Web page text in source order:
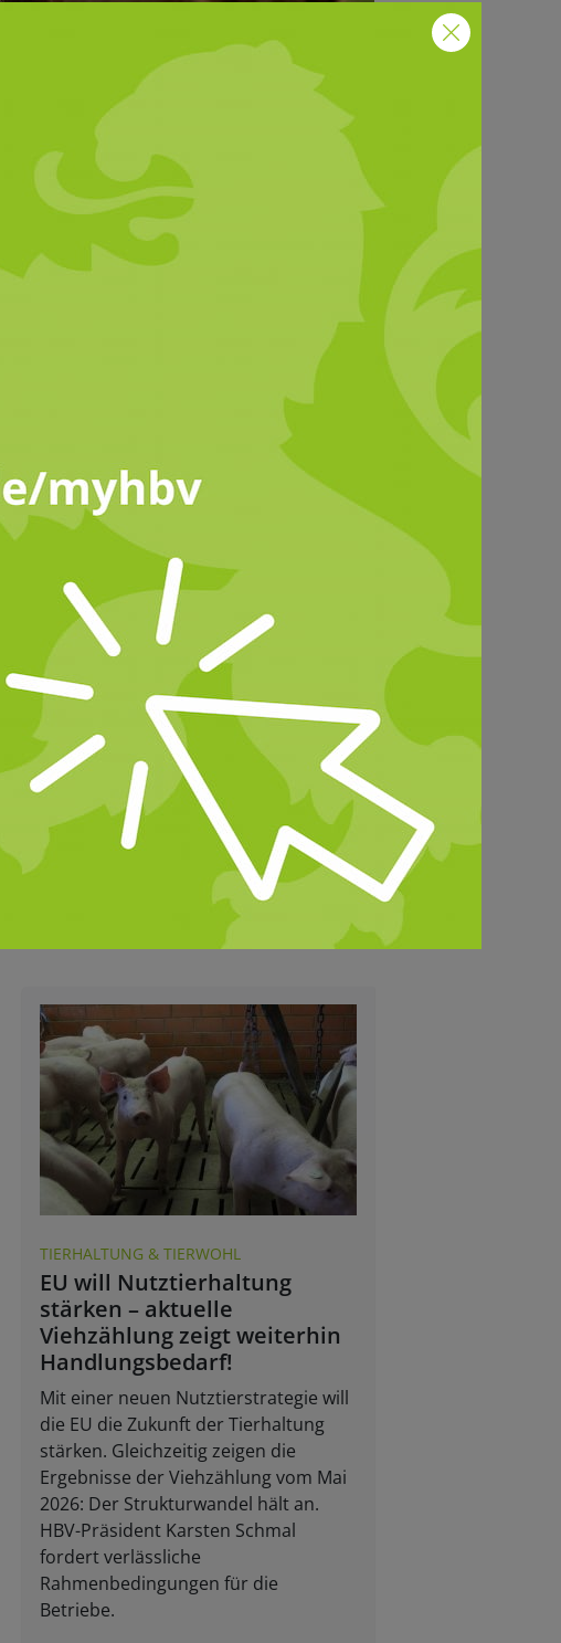
des
Verfügung.
anmelden.
TIERHALTUNG & TIERWOHL
EU will Nutztierhaltung
stärken – aktuelle
Viehzählung zeigt weiterhin
Handlungsbedarf!
Mit einer neuen Nutztierstrategie will
die EU die Zukunft der Tierhaltung
stärken. Gleichzeitig zeigen die
Ergebnisse der Viehzählung vom Mai
2026: Der Strukturwandel hält an.
HBV-Präsident Karsten Schmal
fordert verlässliche
Rahmenbedingungen für die
Betriebe.